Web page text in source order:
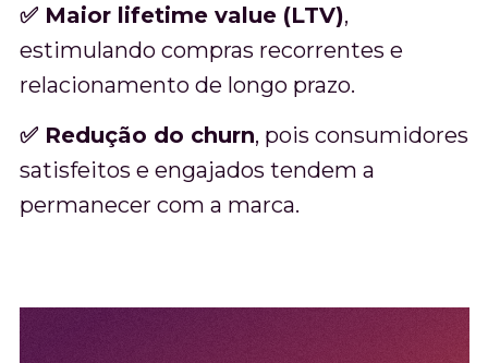
✅ Maior lifetime value (LTV),
estimulando compras recorrentes e
relacionamento de longo prazo.
✅ Redução do churn, pois consumidores
satisfeitos e engajados tendem a
permanecer com a marca.